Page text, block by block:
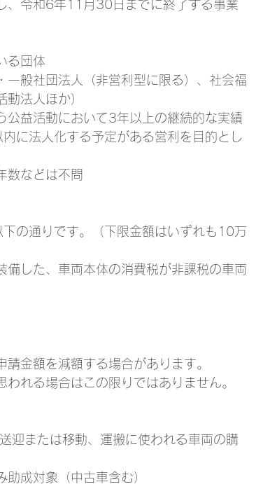
、令和6年11月30日までに終了する事業
る団体
般社団法人（非営利型に限る）、社会福
法人ほか）
公益活動において3年以上の継続的な実績
に法人化する予定がある営利を目的とし
数などは不問
の通りです。（下限金額はいずれも10万
した、車両本体の消費税が非課税の車両
金額を減額する場合があります。
れる場合はこの限りではありません。
迎または移動、運搬に使われる車両の購
成対象（中古車含む）